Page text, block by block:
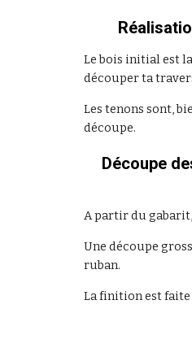
Le bois initial est
découper ta
Les tenons sont,
découpe.
Découpe
A partir du
Une découpe
ruban.
La finition est